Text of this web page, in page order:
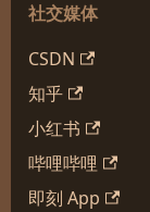
社交媒体
CSDN
知乎
小红书
哔哩哔哩
即刻 App